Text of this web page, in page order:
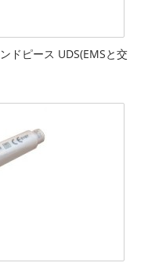
ドピース UDS(EMSと交